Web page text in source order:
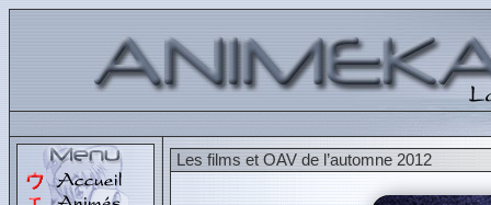
Les films et OAV de l’automne 2012